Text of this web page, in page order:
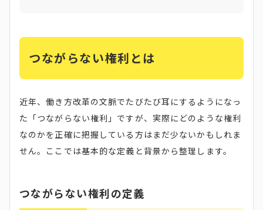
つながらない権利とは
近年、働き方改革の文脈でたびたび耳にするようになっ
た「つながらない権利」ですが、実際にどのような権利
なのかを正確に把握している方はまだ少ないかもしれま
せん。ここでは基本的な定義と背景から整理します。
つながらない権利の定義